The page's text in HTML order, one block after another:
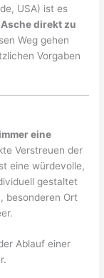
USA) ist es
Asche direkt zu
Weg gehen
Vorgaben
immer eine
Verstreuen der
eine würdevolle,
gestaltet
besonderen Ort
Ablauf einer